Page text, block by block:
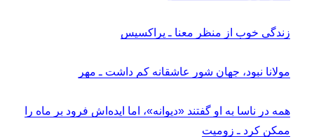
زندگی خوب از منظر معنا ـ پراکسیس
مولانا نبود، جهان شور عاشقانه کم داشت ـ مهر
همه در ناسا به او ‌گفتند «دیوانه»، اما ایده‌اش فرود بر ماه را
ممکن کرد ـ زومیت